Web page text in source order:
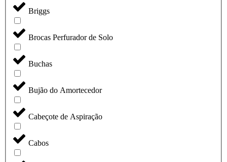
Briggs
Brocas Perfurador de Solo
Buchas
Bujão do Amortecedor
Cabeçote de Aspiração
Cabos